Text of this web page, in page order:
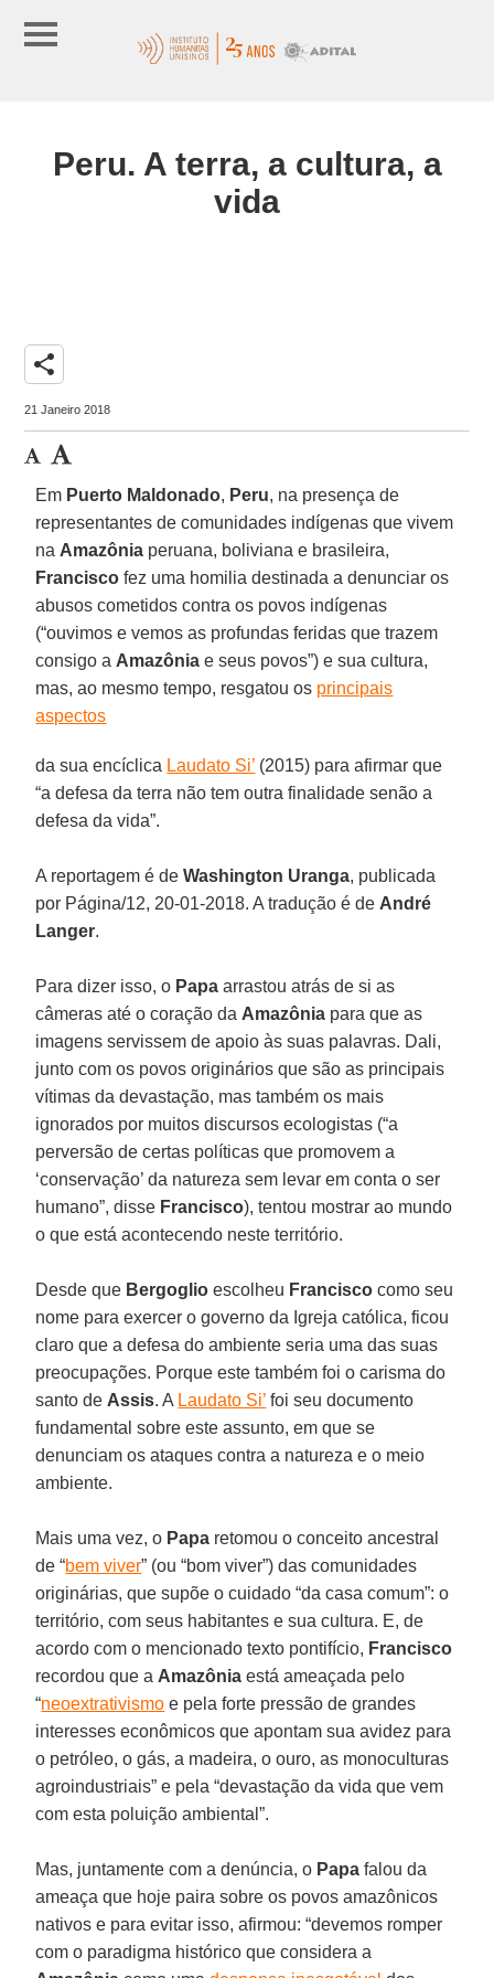
Peru. A terra, a cultura, a
vida
share
21 Janeiro 2018
Em Puerto Maldonado, Peru, na presença de
representantes de comunidades indígenas que vivem
na Amazônia peruana, boliviana e brasileira,
Francisco fez uma homilia destinada a denunciar os
abusos cometidos contra os povos indígenas
(“ouvimos e vemos as profundas feridas que trazem
consigo a Amazônia e seus povos”) e sua cultura,
mas, ao mesmo tempo, resgatou os principais
aspectos
da sua encíclica Laudato Si’ (2015) para afirmar que
“a defesa da terra não tem outra finalidade senão a
defesa da vida”.
A reportagem é deWashington Uranga, publicada
por Página/12, 20-01-2018. A tradução é de André
Langer.
Para dizer isso, o Papa arrastou atrás de si as
câmeras até o coração da Amazônia para que as
imagens servissem de apoio às suas palavras. Dali,
junto com os povos originários que são as principais
vítimas da devastação, mas também os mais
ignorados por muitos discursos ecologistas (“a
perversão de certas políticas que promovem a
‘conservação’ da natureza sem levar em conta o ser
humano”, disse Francisco), tentou mostrar ao mundo
o que está acontecendo neste território.
Desde que Bergoglio escolheu Francisco como seu
nome para exercer o governo da Igreja católica, ficou
claro que a defesa do ambiente seria uma das suas
preocupações. Porque este também foi o carisma do
santo de Assis. A Laudato Si’ foi seu documento
fundamental sobre este assunto, em que se
denunciam os ataques contra a natureza e o meio
ambiente.
Mais uma vez, o Papa retomou o conceito ancestral
de “bem viver” (ou “bom viver”) das comunidades
originárias, que supõe o cuidado “da casa comum”: o
território, com seus habitantes e sua cultura. E, de
acordo com o mencionado texto pontifício, Francisco
recordou que a Amazônia está ameaçada pelo
“neoextrativismo e pela forte pressão de grandes
interesses econômicos que apontam sua avidez para
o petróleo, o gás, a madeira, o ouro, as monoculturas
agroindustriais” e pela “devastação da vida que vem
com esta poluição ambiental”.
Mas, juntamente com a denúncia, o Papa falou da
ameaça que hoje paira sobre os povos amazônicos
nativos e para evitar isso, afirmou: “devemos romper
com o paradigma histórico que considera a